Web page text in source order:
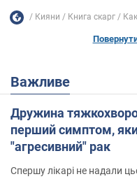
Кияни Книга скарг
Важливе
Дружина
перший симптом,
"агресивний" рак
Спершу лікарі не надали